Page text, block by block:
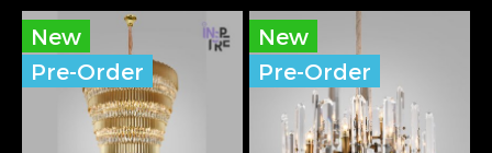
New
Pre-Order
New
Pre-Order